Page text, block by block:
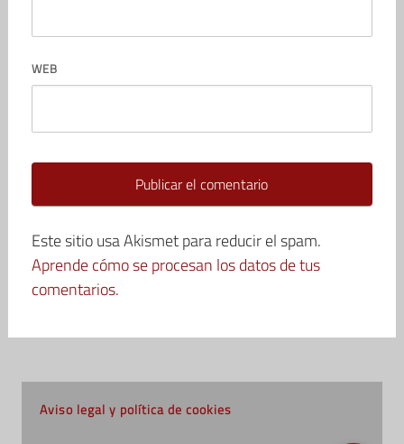
WEB
Este sitio usa Akismet para reducir el spam.
Aprende cómo se procesan los datos de tus
comentarios.
Aviso legal y política de cookies